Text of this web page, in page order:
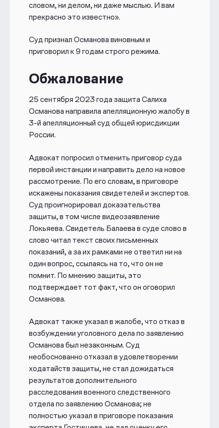
словом, ни делом, ни даже мыслью. И вам
прекрасно это известно».
Суд признал Османова виновным и
приговорил к 9 годам строго режима.
Обжалование
25 сентября 2023 года защита Салиха
Османова направила апелляционную жалобу в
3-й апелляционный суд общей юрисдикции
России.
Адвокат попросил отменить приговор суда
первой инстанции и направить дело на новое
рассмотрение. По его словам, в приговоре
искажены показания свидетелей и экспертов.
Суд проигнорировал доказательства
защиты, в том числе видеозаявление
Локьяева. Свидетель Балаева в суде слово в
слово читал текст своих письменных
показаний, а за их рамками не ответил ни на
один вопрос, ссылаясь на то, что он не
помнит. По мнению защиты, это
подтверждает тот факт, что он оговорил
Османова.
Адвокат также указал в жалобе, что отказ в
возбуждении уголовного дела по заявлению
Османова был незаконным. Суд
необоснованно отказал в удовлетворении
ходатайств защиты, не стал дожидаться
результатов дополнительного
расследования военного следственного
отдела по заявлению Османова; не
полностью указал в приговоре показания